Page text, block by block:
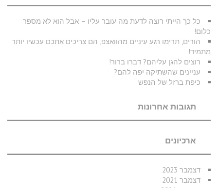
כל כך הייתי רוצה לדעת מה עובר עליו – אבל הוא לא מספר
כלום!
הורים, תרימו רגע עיניים מהוואצפ, הם צריכים אתכם עכשיו יותר
מתמיד!
רוצים להגן עליהם? דברו ברור!
עניינים שהשתיקה יפה להם?
כיפת ברזל של הנפש
תגובות אחרונות
ארכיונים
דצמבר 2023
דצמבר 2021